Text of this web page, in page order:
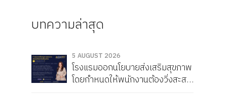
บทความล่าสุด
5 AUGUST 2026
โรงแรมออกนโยบายส่งเสริมสุขภาพ
โดยกำหนดให้พนักงานต้องวิ่งสะสม